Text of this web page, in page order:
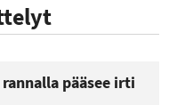
pääsee irti